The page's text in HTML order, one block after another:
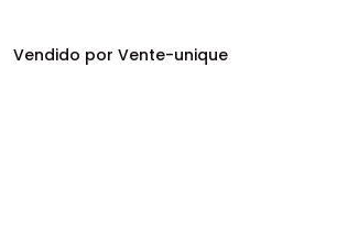
Vendido por Vente-unique